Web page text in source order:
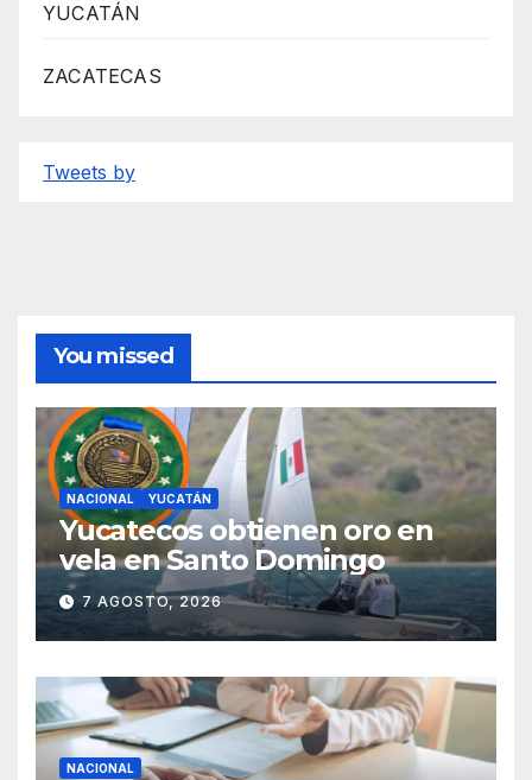
YUCATÁN
ZACATECAS
Tweets by
You missed
NACIONAL YUCATÁN
Yucatecos obtienen oro en
vela en Santo Domingo
7 AGOSTO, 2026
NACIONAL